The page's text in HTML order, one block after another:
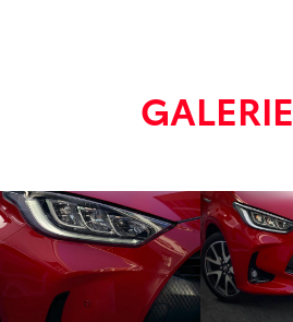
GALERIE